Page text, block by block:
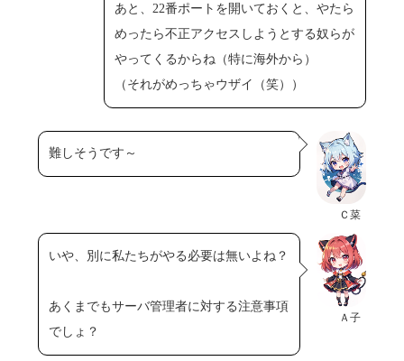
あと、22番ポートを開いておくと、やたら
めったら不正アクセスしようとする奴らが
やってくるからね（特に海外から）
（それがめっちゃウザイ（笑））
Ｃ菜
難しそうです～
Ａ子
いや、別に私たちがやる必要は無いよね？
あくまでもサーバ管理者に対する注意事項
でしょ？